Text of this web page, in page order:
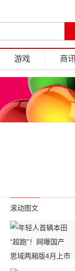
游戏 商
滚动图文